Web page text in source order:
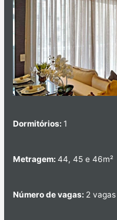
Dormitórios: 1
Metragem: 44, 45 e 46m²
Número de vagas: 2 vagas